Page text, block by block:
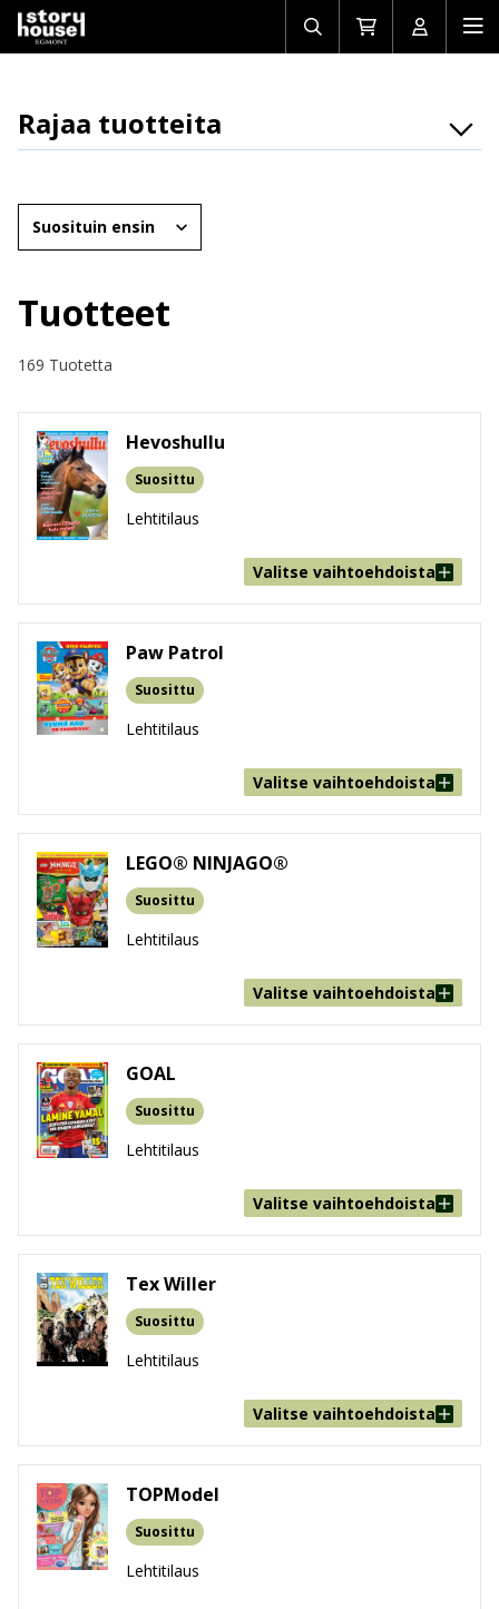
Avaa/sulje
haku
Siirry
ostoskoriin
Avaa/
Rajaa tuotteita
Osasto
Ikäryhmät
Hinta
Järjestä
Tuotteet
169 Tuotetta
Hevoshullu
Suosittu
Lehtitilaus
Valitse vaihtoehdoista
Paw Patrol
Suosittu
Lehtitilaus
Valitse vaihtoehdoista
LEGO® NINJAGO®
Suosittu
Lehtitilaus
Valitse vaihtoehdoista
GOAL
Suosittu
Lehtitilaus
Valitse vaihtoehdoista
Tex Willer
Suosittu
Lehtitilaus
Valitse vaihtoehdoista
TOPModel
Suosittu
Lehtitilaus